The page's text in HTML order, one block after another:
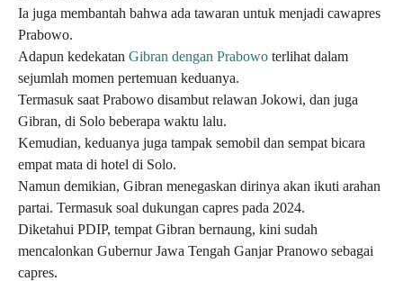
Ia juga membantah bahwa ada tawaran untuk menjadi cawapres
Prabowo.
Adapun kedekatan Gibran dengan Prabowo terlihat dalam
sejumlah momen pertemuan keduanya.
Termasuk saat Prabowo disambut relawan Jokowi, dan juga
Gibran, di Solo beberapa waktu lalu.
Kemudian, keduanya juga tampak semobil dan sempat bicara
empat mata di hotel di Solo.
Namun demikian, Gibran menegaskan dirinya akan ikuti arahan
partai. Termasuk soal dukungan capres pada 2024.
Diketahui PDIP, tempat Gibran bernaung, kini sudah
mencalonkan Gubernur Jawa Tengah Ganjar Pranowo sebagai
capres.